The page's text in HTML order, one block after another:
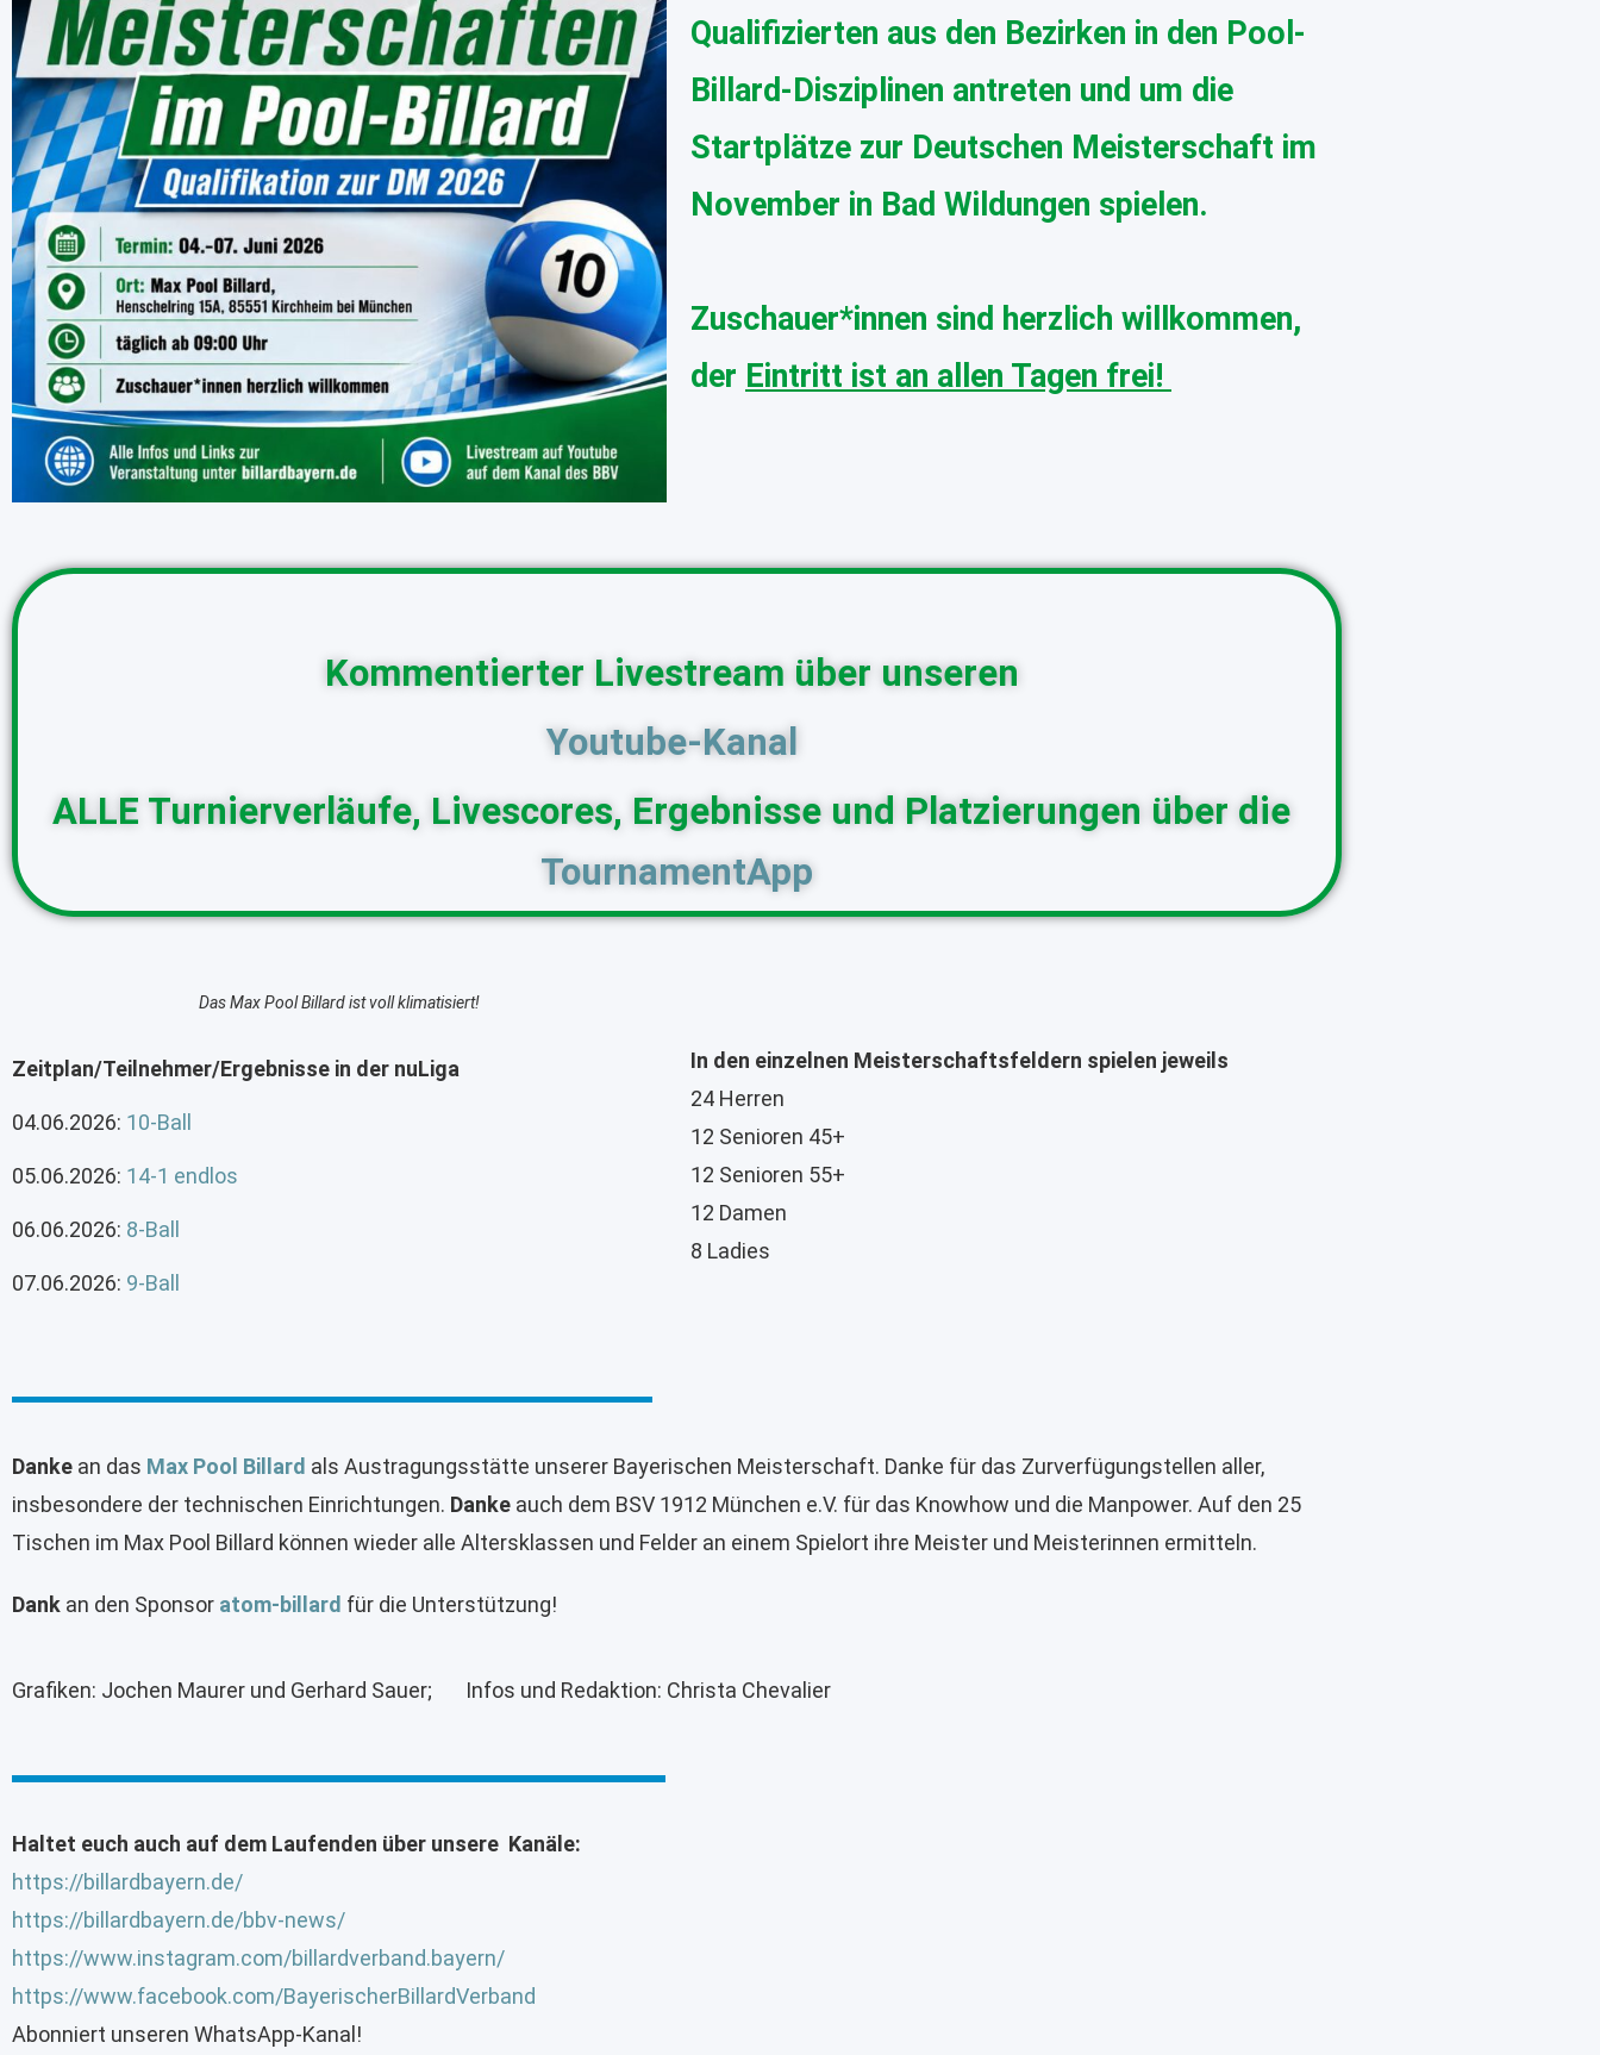
Qualifizierten aus den Bezirken in den Pool-
Billard-Disziplinen antreten und um die
Startplätze zur Deutschen Meisterschaft im
November in Bad Wildungen spielen.
Zuschauer*innen sind herzlich willkommen,
der Eintritt ist an allen Tagen frei!
Kommentierter Livestream über unseren
Youtube-Kanal
ALLE Turnierverläufe, Livescores, Ergebnisse und Platzierungen über die
TournamentApp
Das Max Pool Billard ist voll klimatisiert!
Zeitplan/Teilnehmer/Ergebnisse in der nuLiga
04.06.2026: 10-Ball
05.06.2026: 14-1 endlos
06.06.2026: 8-Ball
07.06.2026: 9-Ball
In den einzelnen Meisterschaftsfeldern spielen jeweils
24 Herren
12 Senioren 45+
12 Senioren 55+
12 Damen
8 Ladies
Danke an das Max Pool Billard als Austragungsstätte unserer Bayerischen Meisterschaft. Danke für das Zurverfügungstellen aller,
insbesondere der technischen Einrichtungen. Danke auch dem BSV 1912 München e.V. für das Knowhow und die Manpower. Auf den 25
Tischen im Max Pool Billard können wieder alle Altersklassen und Felder an einem Spielort ihre Meister und Meisterinnen ermitteln.
Dank an den Sponsor atom-billard für die Unterstützung!
Grafiken: Jochen Maurer und Gerhard Sauer; Infos und Redaktion: Christa Chevalier
Haltet euch auch auf dem Laufenden über unsere Kanäle:
https://billardbayern.de/
https://billardbayern.de/bbv-news/
https://www.instagram.com/billardverband.bayern/
https://www.facebook.com/BayerischerBillardVerband
Abonniert unseren WhatsApp-Kanal!